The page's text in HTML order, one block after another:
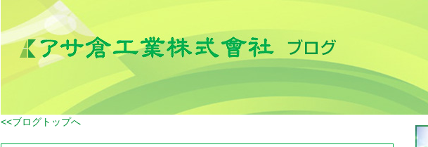
<<ブログトップへ